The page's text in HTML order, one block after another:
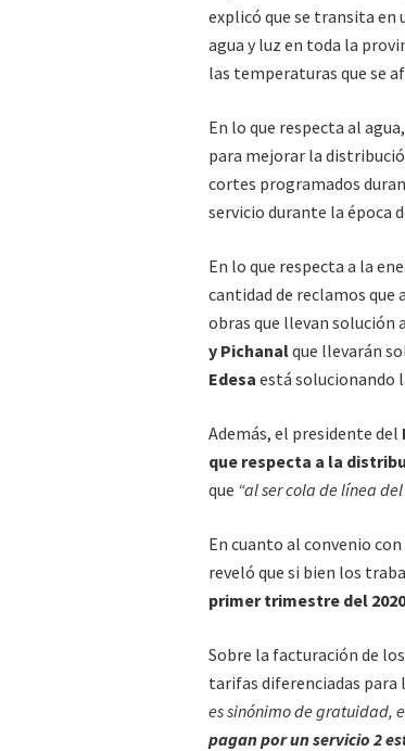
explicó que se transita en
agua y luz en toda la
las temperaturas que se
En lo que respecta al
para mejorar la
cortes programados
servicio durante la época
En lo que respecta a la
cantidad de reclamos que
obras que llevan solución
y Pichanalque llevarán
Edesa está solucionando
Además, el presidente del
que respecta a la
que “al ser cola de línea
En cuanto al convenio
reveló que si bien los
primer trimestre del
Sobre la facturación de
tarifas diferenciadas para
es sinónimo de gratuidad,
pagan por un servicio 2